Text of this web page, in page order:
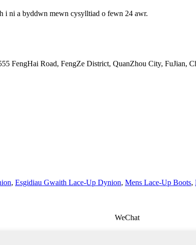
i ni a byddwn mewn cysylltiad o fewn 24 awr.
FengHai Road, FengZe District, QuanZhou City, FuJian,
, Esgidiau Gwaith Lace-Up Dynion, Mens Lace-Up Boots,
WeChat